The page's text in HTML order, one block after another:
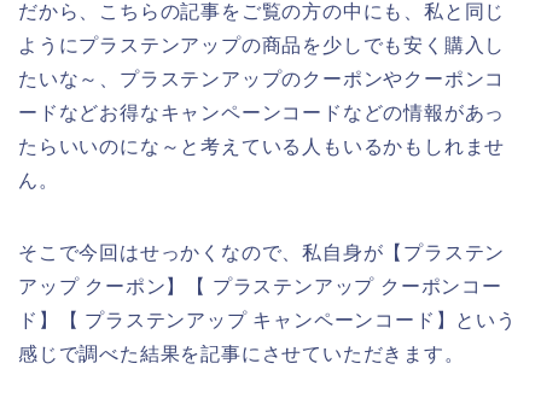
だから、こちらの記事をご覧の方の中にも、私と同じ
ようにプラステンアップの商品を少しでも安く購入し
たいな～、プラステンアップのクーポンやクーポンコ
ードなどお得なキャンペーンコードなどの情報があっ
たらいいのにな～と考えている人もいるかもしれませ
ん。
そこで今回はせっかくなので、私自身が【プラステン
アップ クーポン】【 プラステンアップ クーポンコー
ド】【 プラステンアップ キャンペーンコード】という
感じで調べた結果を記事にさせていただきます。